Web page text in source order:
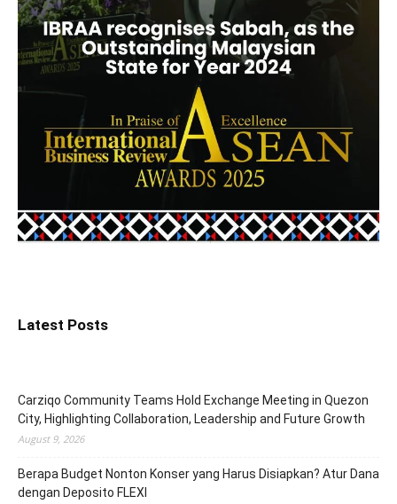
Latest Posts
Carziqo Community Teams Hold Exchange Meeting in Quezon
City, Highlighting Collaboration, Leadership and Future Growth
August 9, 2026
Berapa Budget Nonton Konser yang Harus Disiapkan? Atur Dana
dengan Deposito FLEXI